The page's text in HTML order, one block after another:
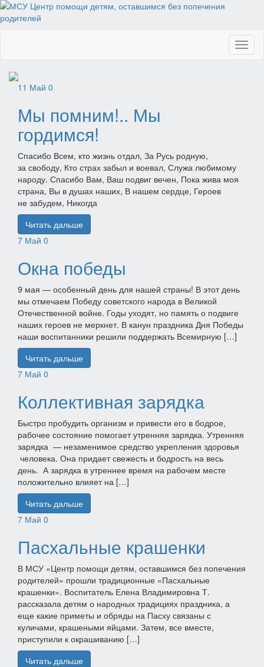
11 Май 0
Мы помним!.. Мы
гордимся!
Спасибо Всем, кто жизнь отдал, За Русь родную,
за свободу, Кто страх забыл и воевал, Служа любимому
народу. Спасибо Вам, Ваш подвиг вечен, Пока жива моя
страна, Вы в душах наших, В нашем сердце, Героев
не забудем, Никогда
Читать дальше
7 Май 0
Окна победы
9 мая — особенный день для нашей страны! В этот день
мы отмечаем Победу советского народа в Великой
Отечественной войне. Годы уходят, но память о подвиге
наших героев не меркнет. В канун праздника Дня Победы
наши воспитанники решили поддержать Всемирную […]
Читать дальше
7 Май 0
Коллективная зарядка
Быстро пробудить организм и привести его в бодрое,
рабочее состояние помогает утренняя зарядка. Утренняя
зарядка — незаменимое средство укрепления здоровья
человека. Она придает свежесть и бодрость на весь
день. А зарядка в утреннее время на рабочем месте
положительно влияет на […]
Читать дальше
7 Май 0
Пасхальные крашенки
В МСУ «Центр помощи детям, оставшимся без попечения
родителей» прошли традиционные «Пасхальные
крашенки». Воспитатель Елена Владимировна Т.
рассказала детям о народных традициях праздника, а
еще какие приметы и обряды на Пасху связаны с
куличами, крашеными яйцами. Затем, все вместе,
приступили к окрашиванию […]
Читать дальше